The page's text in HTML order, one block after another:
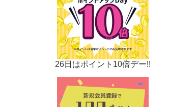
26日はポイント10倍デー!!